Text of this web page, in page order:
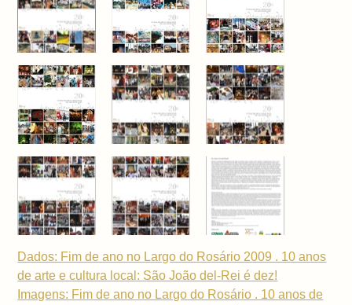
Dados: Fim de ano no Largo do Rosário 2009 . 10 anos
de arte e cultura local: São João del-Rei é dez!
Imagens: Fim de ano no Largo do Rosário . 10 anos de